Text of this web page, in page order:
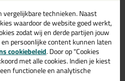
isnietgeschikt ombuitente
binnen weleen inzetduur van 2
technieken. Naast
waardoor de website goed werkt,
zodat wij en derde partijen jouw
persoonlijke content kunnen laten
cookiebeleid. Door op "Cookies
met alle cookies. Indien je kiest
functionele en analytische